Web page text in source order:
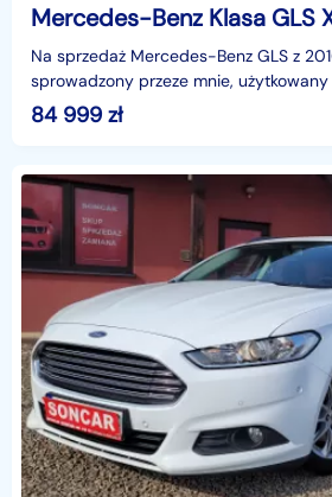
Na sprzedaż Mercedes-Benz GLS z
sprowadzony przeze mnie,
przebiegu 200590km. Pod maską
benzynowy
84 999 zł